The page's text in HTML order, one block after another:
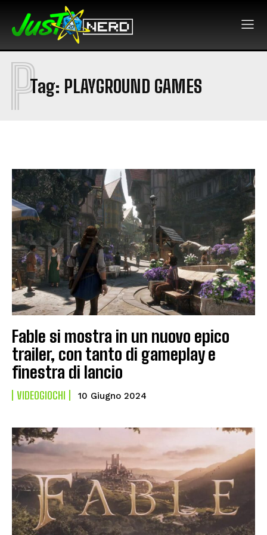
Tag: PLAYGROUND GAMES
P
Fable si mostra in un nuovo epico
trailer, con tanto di gameplay e
finestra di lancio
VIDEOGIOCHI 10 Giugno 2024